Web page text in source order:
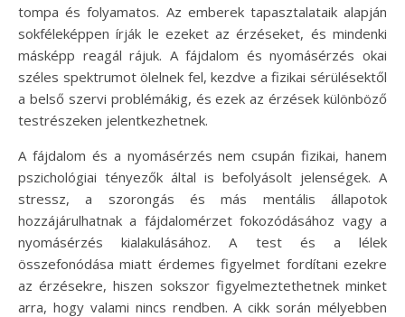
tompa és folyamatos. Az emberek tapasztalataik alapján
sokféleképpen írják le ezeket az érzéseket, és mindenki
másképp reagál rájuk. A fájdalom és nyomásérzés okai
széles spektrumot ölelnek fel, kezdve a fizikai sérülésektől
a belső szervi problémákig, és ezek az érzések különböző
testrészeken jelentkezhetnek.
A fájdalom és a nyomásérzés nem csupán fizikai, hanem
pszichológiai tényezők által is befolyásolt jelenségek. A
stressz, a szorongás és más mentális állapotok
hozzájárulhatnak a fájdalomérzet fokozódásához vagy a
nyomásérzés kialakulásához. A test és a lélek
összefonódása miatt érdemes figyelmet fordítani ezekre
az érzésekre, hiszen sokszor figyelmeztethetnek minket
arra, hogy valami nincs rendben. A cikk során mélyebben